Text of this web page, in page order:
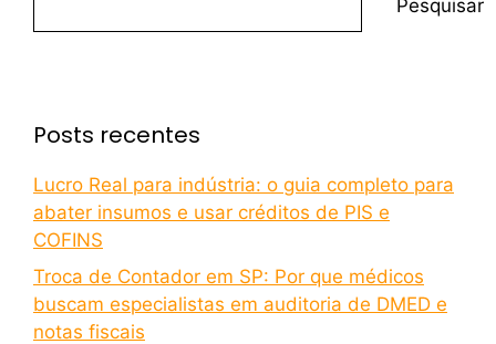
Pesquisar
Posts recentes
Lucro Real para indústria: o guia completo para
abater insumos e usar créditos de PIS e
COFINS
Troca de Contador em SP: Por que médicos
buscam especialistas em auditoria de DMED e
notas fiscais